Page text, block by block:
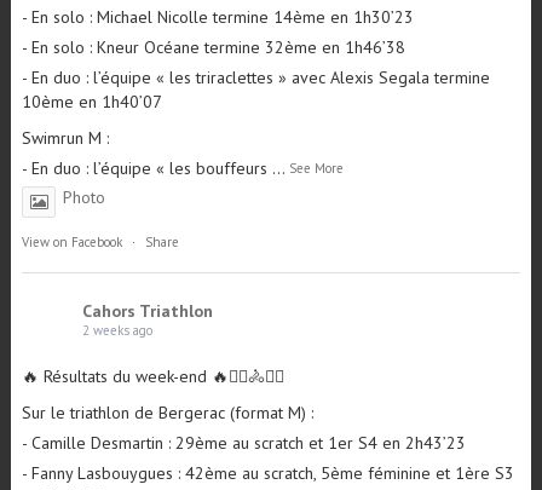
- En solo : Michael Nicolle termine 14ème en 1h30’23
- En solo : Kneur Océane termine 32ème en 1h46’38
- En duo : l’équipe « les triraclettes » avec Alexis Segala termine
10ème en 1h40’07
Swimrun M :
- En duo : l’équipe « les bouffeurs ... See More
Photo
View on Facebook · Share
Cahors Triathlon
2 weeks ago
🔥 Résultats du week-end 🔥🏊‍♀️🚴🏃‍♂️
Sur le triathlon de Bergerac (format M) :
- Camille Desmartin : 29ème au scratch et 1er S4 en 2h43’23
- Fanny Lasbouygues : 42ème au scratch, 5ème féminine et 1ère S3